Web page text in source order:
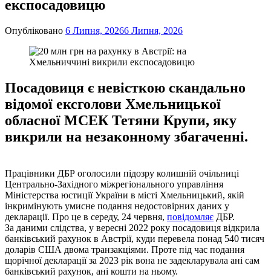
експосадовицю
Опубліковано 6 Липня, 20266 Липня, 2026
Посадовиця є невісткою скандально
відомої ексголови Хмельницької
обласної МСЕК Тетяни Крупи, яку
викрили на незаконному збагаченні.
Працівники ДБР оголосили підозру колишній очільниці
Центрально-Західного міжрегіонального управління
Міністерства юстиції України в місті Хмельницький, якій
інкримінують умисне подання недостовірних даних у
декларації. Про це в середу, 24 червня, повідомляє ДБР.
За даними слідства, у вересні 2022 року посадовиця відкрила
банківський рахунок в Австрії, куди перевела понад 540 тисяч
доларів США двома транзакціями. Проте під час подання
щорічної декларації за 2023 рік вона не задекларувала ані сам
банківський рахунок, ані кошти на ньому.